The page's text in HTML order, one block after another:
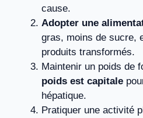
cause.
Adopter une
gras, moins de sucre,
produits transformés.
Maintenir un poids de
poids est capitale
hépatique.
Pratiquer une activité